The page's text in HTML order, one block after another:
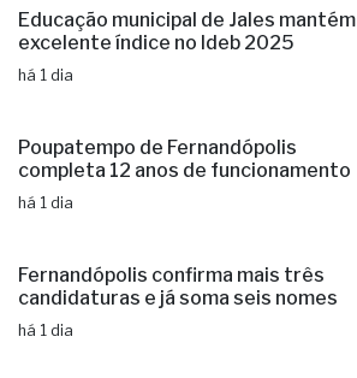
Educação municipal de Jales mantém
excelente índice no Ideb 2025
há 1 dia
Poupatempo de Fernandópolis
completa 12 anos de funcionamento
há 1 dia
Fernandópolis confirma mais três
candidaturas e já soma seis nomes
há 1 dia